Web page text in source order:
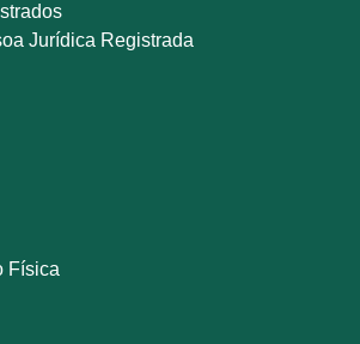
Jurídica Registrada
Física